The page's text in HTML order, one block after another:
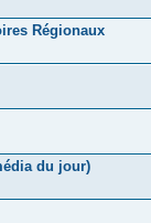
Régionaux
du jour)